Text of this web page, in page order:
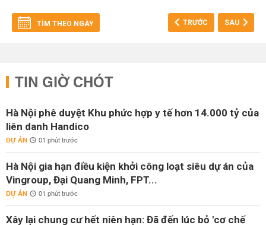
TÌM THEO NGÀY TRƯỚC SAU
TIN GIỜ CHÓT
Hà Nội phê duyệt Khu phức hợp y tế hơn 14.000 tỷ của
liên danh Handico
DỰ ÁN 01 phút trước
Hà Nội gia hạn điều kiện khởi công loạt siêu dự án của
Vingroup, Đại Quang Minh, FPT...
DỰ ÁN 01 phút trước
Xây lại chung cư hết niên hạn: Đã đến lúc bỏ 'cơ chế